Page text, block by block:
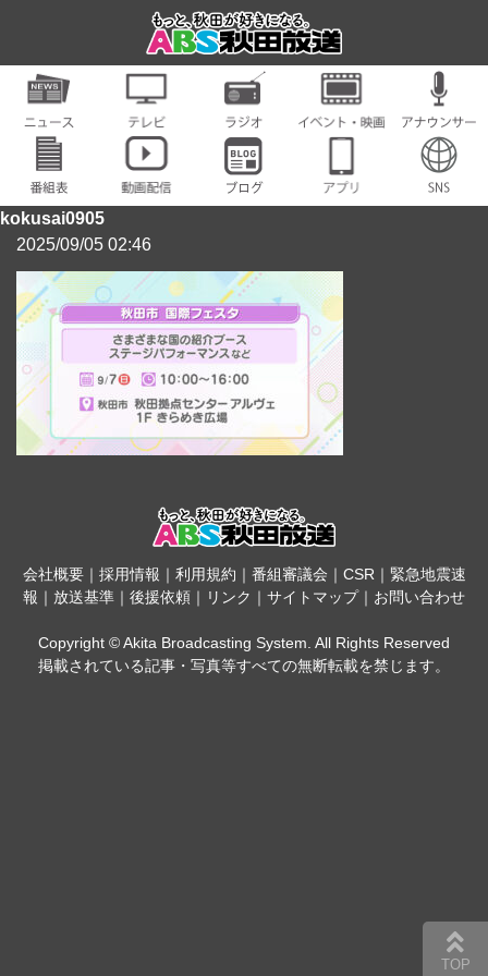
kokusai0905
2025/09/05 02:46
会社概要｜ 採用情報 ｜ 利用規約 ｜ 番組審議会 ｜ CSR｜ 緊急地震速
報 ｜ 放送基準 ｜ 後援依頼 ｜ リンク ｜ サイトマップ｜ お問い合わせ
Copyright © Akita Broadcasting System. All Rights Reserved
掲載されている記事・写真等すべての無断転載を禁じます。